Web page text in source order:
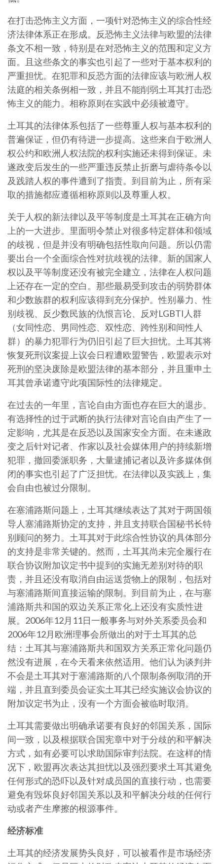
在打击恐怖主义方面，一项针对恐怖主义的综合性经
济法律体系正在形成。反恐怖主义法律与欧盟的法律
条文不相一致，特别是在对恐怖主义的范围和定义方
面。且这些条文的事实也引起了一些对于基本权利的
严重担忧。在犯罪和反恐方面的法律应该与欧洲人权
法庭的相关条例相一致，并且不能削弱土耳其打击恐
怖主义的能力。相称原则在实践中必须被遵守。
土耳其的法律体系包括了一些尊重人权与基本权利的
普遍保证，但仍有待进一步提高。这些来自于欧洲人
权公约和欧洲人权法院的权利实施还未得到保证。未
遂政变后发生的一些严重违反禁止折磨与虐待条令以
及践踏人权的事件遭到了指责。到目前为止，所有采
取的措施都应遵循相称原则以及尊重人权。
关于人权的新法律以及平等制度是土耳其在正确方向
上的一大进步。里面明令禁止对很多特定群体和领域
的歧视，但是并没有明确包括性取向问题。所以仍需
要出台一个全面综合性对抗歧视的法律。新的国家人
权以及平等制度还没有被完全建立，法律在人权问题
上还存在一定的空白。那些最易受到攻击的弱势群体
和少数族群的权利应该得到充分保护。性别暴力、性
别歧视、反少数民族的仇恨言论、反对LGBTI人群
（女同性恋、男同性恋、双性恋、跨性别和间性人
群）的暴力犯罪行为仍旧引起了巨大担忧。土耳其将
恢复死刑议案提上议会日程遭欧盟警告，欧盟表示对
死刑的坚决废除是欧盟法律的基本部分，并且重申土
耳其曾承诺遵守此项国际性的法律规定。
在过去的一年里，言论自由方面也存在巨大的退步。
有选择性的过于武断的执行法律对言论自由产生了一
定影响，尤其是在反恐以及国家安全方面。在未遂政
变之后针对记者、作家以及社会媒体用户的持续新增
犯罪，撤回委派职务，大量逮捕记者以及许多媒体倒
闭的事实也引起了广泛担忧。在法律以及实践上，集
会自由也被过分限制。
在塞浦路斯问题上，土耳其继续表达了其对于两国领
导人塞浦路斯协定的支持，并且支持联合国秘书长特
别顾问的努力。土耳其对于此综合性协议的具体部分
的支持是非常关键的。然而，土耳其尚未完全履行在
联合协议附加议定书中提到的实施无差别对待的职
责，并且还没有取消自由运送货物上的限制，包括对
与塞浦路斯间直接运输的限制。到目前为止，在与塞
浦路斯共和国的双边关系正常化上还没有实质性进
展。2006年12月11日一般事务与对外关系委员会和
2006年12月欧洲理事会所做出的对于土耳其的总
结：土耳其与塞浦路斯共和国双方关系正常化问题仍
然没有进展，在今天看来依然适用。他们认为谈判并
不会是土耳其对于塞浦路斯的八个限制条例取消的开
端，并且直到委员会证实土耳其已经实施议会协议的
附加议定书为止，没有一个方面会被临时取消。
土耳其需要做出明确承诺要有良好的邻国关系，国际
间一致，以及根据联合国宪章中对于分歧的和平解决
方式，如有必要可以求助国际审判法院。在这样的情
况下，欧盟再次表达其担忧以及强烈要求土耳其避免
任何形式的恐吓以及针对成员国的直接行动，也需要
避免有毁坏良好邻国关系以及和平解决分歧的任何行
动或者产生摩擦的根源事件。
经济标准
土耳其的经济发展势头良好，可以被看作是市场经济